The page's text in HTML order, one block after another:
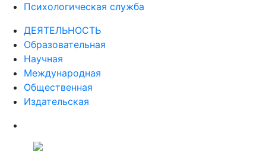
Психологическая служба
ДЕЯТЕЛЬНОСТЬ
Образовательная
Научная
Международная
Общественная
Издательская